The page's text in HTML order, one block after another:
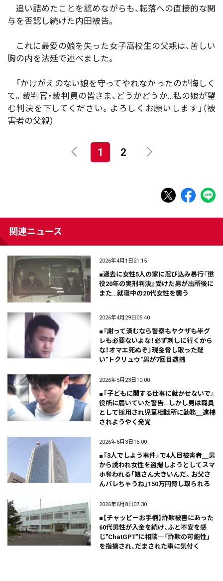
追い詰めたことを認めながらも、転落への直接的な関
与を否認し続けた内田被告。
これに最愛の娘を失った女子高校生の父親は、苦しい
胸の内を法廷で述べました。
「かけがえのない娘を守ってやれなかったのが悔しく
て。裁判官・裁判員の皆さま、どうかどうか…私の娘が望
む判決を下してください。よろしくお願いします」（被
害者の父親）
1 2
関連ニュース
2026年4月1日21:15
■過去に女性5人の家に忍び込み暴行『懲
役20年の実刑判決』受けた男が出所後に
また…就寝中の20代女性を襲う
2026年4月29日05:40
■『謝って済むなら警察もヤクザも半グ
レも必要ないよな！必ず刺しに行くから
な！オマエ死ぬぞ』現金脅し取った疑
い"トクリュウ"男が7回目逮捕
2026年5月23日10:00
■『子どもに関する仕事に就かせないで』
役所に届いていた警告…しかし男は職員
として採用され児童相談所に勤務＿逮捕
されようやく発覚
2026年6月3日15:00
■『3人でしよう事件』で4人目被害者＿男
から誘われ女性を盗撮しようとしてスマ
ホ奪われる「娘さん大きいんだ。お父さ
んバレちゃうね」150万円脅し取られる
2026年6月8日07:30
■【チャッピーお手柄】詐欺被害にあった
60代男性が入金を続け、ふと不安を感
じ"ChatGPT"に相談―「詐欺の可能性」
を指摘され、だまされた事に気付く